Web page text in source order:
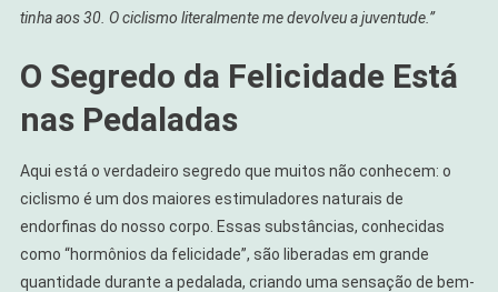
tinha aos 30. O ciclismo literalmente me devolveu a juventude.”
O Segredo da Felicidade Está
nas Pedaladas
Aqui está o verdadeiro segredo que muitos não conhecem: o
ciclismo é um dos maiores estimuladores naturais de
endorfinas do nosso corpo. Essas substâncias, conhecidas
como “hormônios da felicidade”, são liberadas em grande
quantidade durante a pedalada, criando uma sensação de bem-